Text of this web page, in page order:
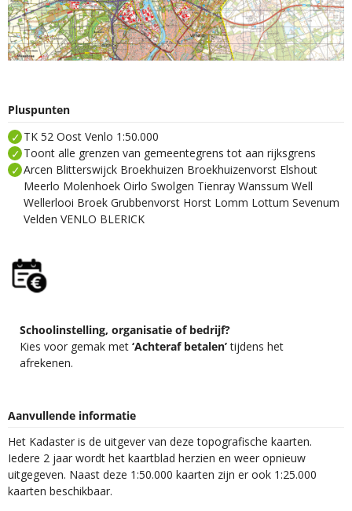
Pluspunten
TK 52 Oost Venlo 1:50.000
Toont alle grenzen van gemeentegrens tot aan rijksgrens
Arcen Blitterswijck Broekhuizen Broekhuizenvorst Elshout
Meerlo Molenhoek Oirlo Swolgen Tienray Wanssum Well
Wellerlooi Broek Grubbenvorst Horst Lomm Lottum Sevenum
Velden VENLO BLERICK
Schoolinstelling, organisatie of bedrijf?
Kies voor gemak met ‘Achteraf betalen’tijdens het
afrekenen.
Aanvullende informatie
Het Kadaster is de uitgever van deze topografische kaarten.
Iedere 2 jaar wordt het kaartblad herzien en weer opnieuw
uitgegeven. Naast deze 1:50.000 kaarten zijn er ook 1:25.000
kaarten beschikbaar.